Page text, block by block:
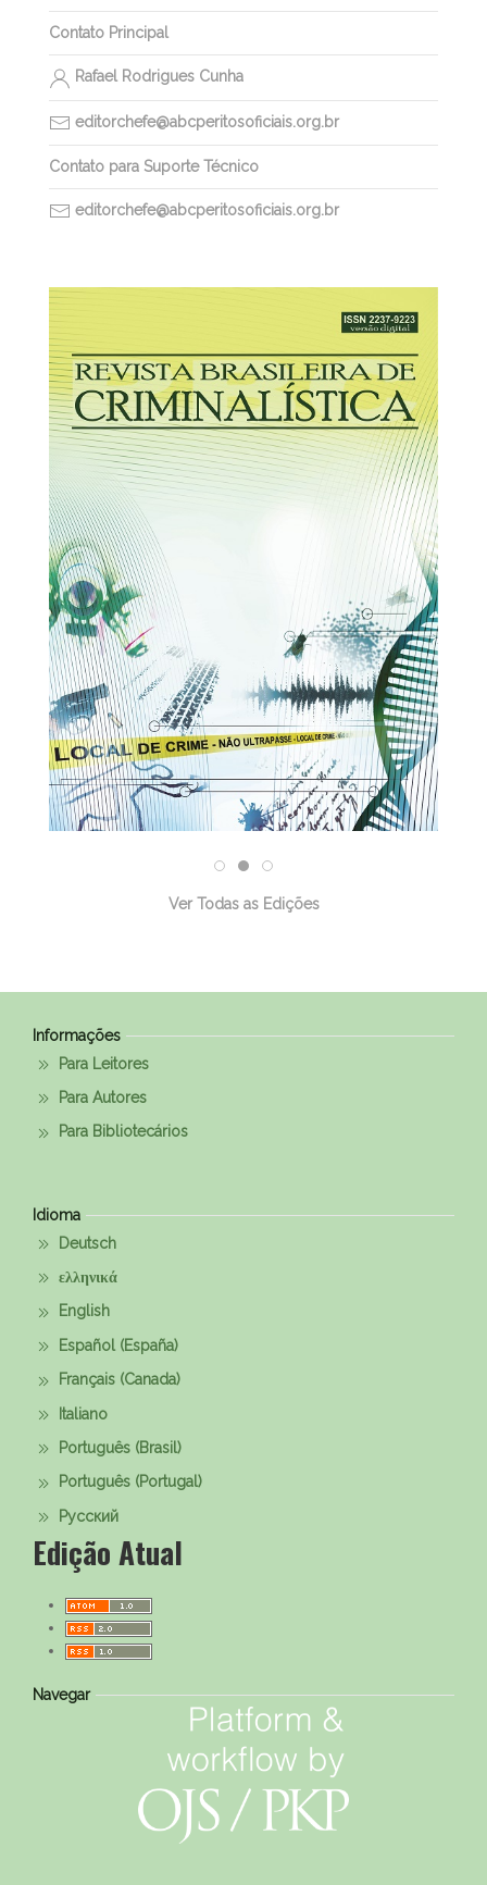
Contato Principal
Rafael Rodrigues Cunha
editorchefe@abcperitosoficiais.org.br
Contato para Suporte Técnico
editorchefe@abcperitosoficiais.org.br
Ver Todas as Edições
Informações
Para Leitores
Para Autores
Para Bibliotecários
Idioma
Deutsch
ελληνικά
English
Español (España)
Français (Canada)
Italiano
Português (Brasil)
Português (Portugal)
Русский
Edição Atual
Navegar